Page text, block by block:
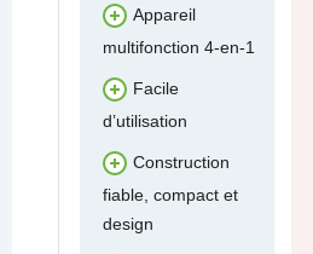
Appareil
multifonction 4-en-1
Facile
d’utilisation
Construction
fiable, compact et
design